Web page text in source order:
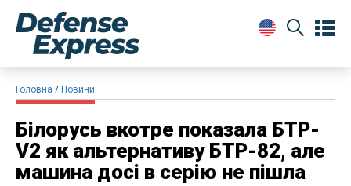
Головна Новини
Білорусь вкотре показала БТР-
V2 як альтернативу БТР-82, але
машина досі в серію не пішла